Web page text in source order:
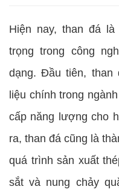
Hiện nay, than đá
trọng trong công
dạng. Đầu tiên, than
liệu chính trong
cấp năng lượng cho
ra, than đá cũng là
quá trình sản xuất
sắt và nung chảy